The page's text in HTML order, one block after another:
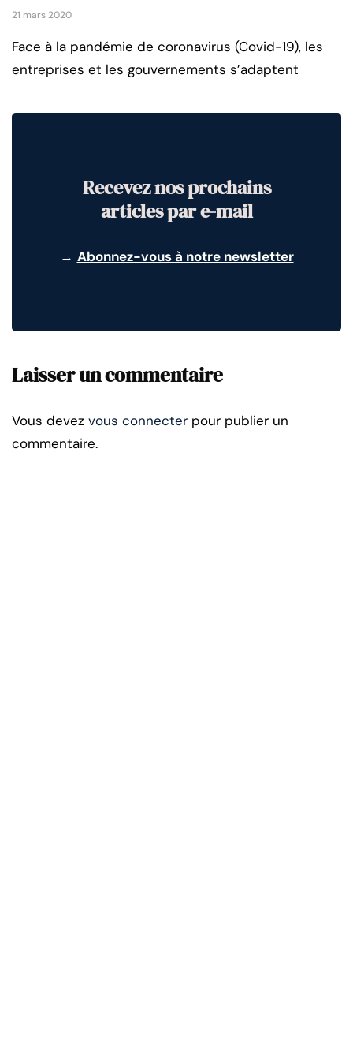
21 mars 2020
Face à la pandémie de coronavirus (Covid-19), les
entreprises et les gouvernements s’adaptent
Recevez nos prochains
articles par e-mail
→ Abonnez-vous à notre newsletter
Laisser un commentaire
Vous devez vous connecter pour publier un
commentaire.